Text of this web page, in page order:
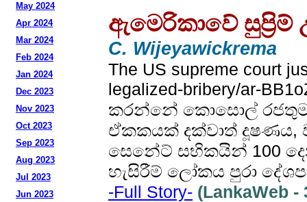
May 2024
Apr 2024
Mar 2024
Feb 2024
Jan 2024
Dec 2023
Nov 2023
Oct 2023
Sep 2023
Aug 2023
Jul 2023
Jun 2023
ඇමෙරිකාවේ
C. Wijeyawickrema
The US supreme court
legalized-bribery/ar-
කරන්නේ කොසොල්
ඒකකයක් දක්වාත් දූෂණය,
සෙනේට් සභිකයින් 100
හැසිරීම් ලෝකය පුරා
-Full Story- (LankaWeb -